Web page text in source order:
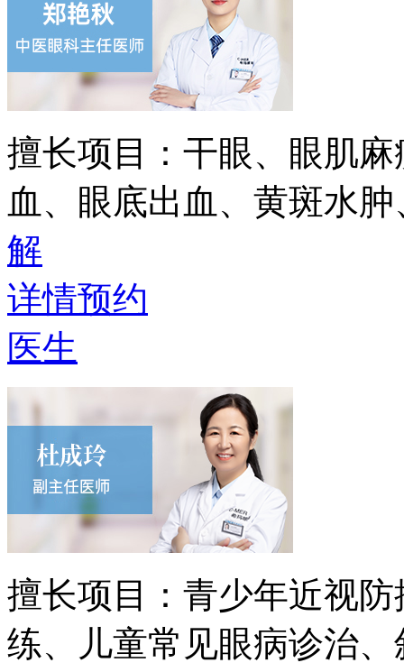
擅长项目： 干眼、眼肌
血、眼底出血、黄斑水
解
详情预约
医生
擅长项目： 青少年近视
练、儿童常见眼病诊治